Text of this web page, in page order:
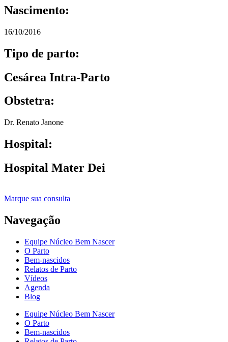
Nascimento:
16/10/2016
Tipo de parto:
Cesárea Intra-Parto
Obstetra:
Dr. Renato Janone
Hospital:
Hospital Mater Dei
Marque sua consulta
Navegação
Equipe Núcleo Bem Nascer
O Parto
Bem-nascidos
Relatos de Parto
Vídeos
Agenda
Blog
Equipe Núcleo Bem Nascer
O Parto
Bem-nascidos